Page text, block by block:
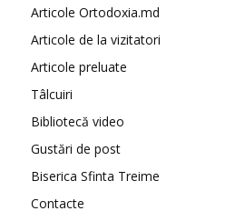
Articole Ortodoxia.md
Articole de la vizitatori
Articole preluate
Tâlcuiri
Bibliotecă video
Gustări de post
Biserica Sfinta Treime
Contacte